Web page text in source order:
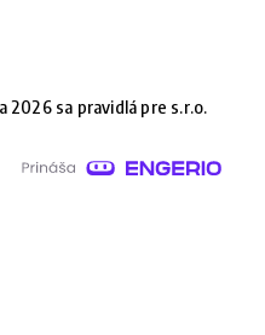
2026 sa pravidlá pre s.r.o.